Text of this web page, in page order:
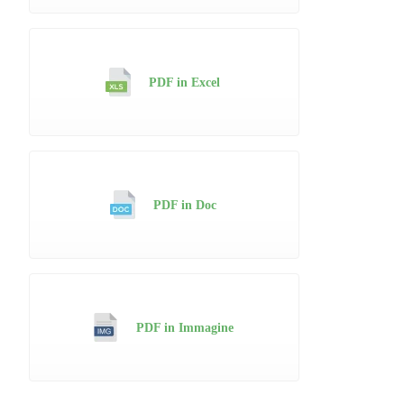
PDF in Excel
PDF in Doc
PDF in Immagine